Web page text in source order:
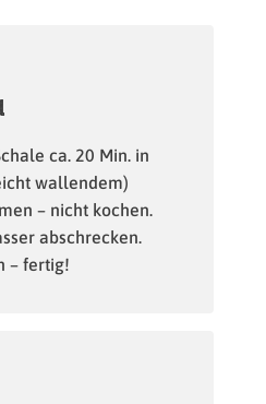
ca. 20 Min. in
wallendem)
– nicht kochen.
abschrecken.
– fertig!